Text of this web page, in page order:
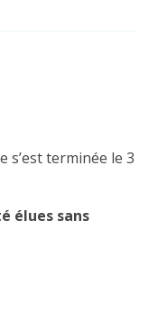
s’est terminée le 3
élues sans